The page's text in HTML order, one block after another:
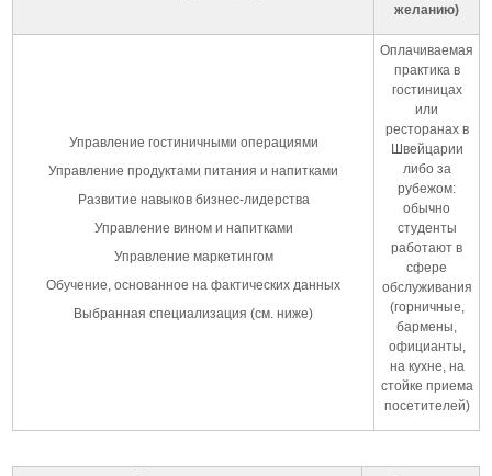
желанию)
Управление гостиничными операциями
Управление продуктами питания и напитками​
Развитие навыков бизнес-лидерства​
Управление вином и напитками​
Управление маркетингом
Обучение, основанное на фактических данных
Выбранная специализация (см. ниже)
Оплачиваемая
практика в
гостиницах
или
ресторанах в
Швейцарии
либо за
рубежом:
обычно
студенты
работают в
сфере
обслуживания
(горничные,
бармены,
официанты,
на кухне, на
стойке приема
посетителей)